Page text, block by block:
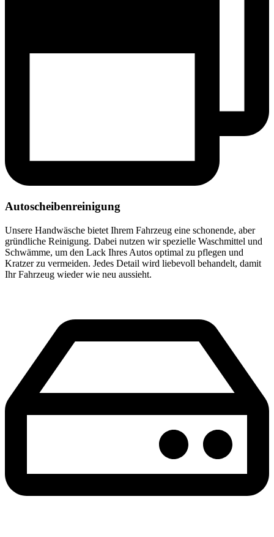
Autoscheibenreinigung
Unsere Handwäsche bietet Ihrem Fahrzeug eine schonende, aber
gründliche Reinigung. Dabei nutzen wir spezielle Waschmittel und
Schwämme, um den Lack Ihres Autos optimal zu pflegen und
Kratzer zu vermeiden. Jedes Detail wird liebevoll behandelt, damit
Ihr Fahrzeug wieder wie neu aussieht.